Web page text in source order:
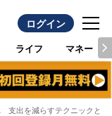
ログイン
ライフ マネー
支出を減らすテクニックと相